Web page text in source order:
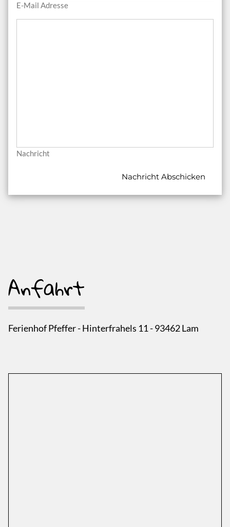
E-Mail Adresse
Nachricht
Nachricht Abschicken
Anfahrt
Ferienhof Pfeffer - Hinterfrahels 11 - 93462 Lam